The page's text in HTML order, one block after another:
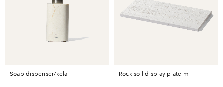
soap dispenser/kela rock soil display plate m